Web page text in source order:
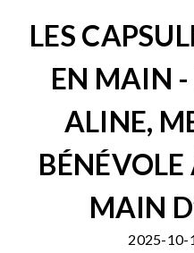
LES
EN MAIN -
ALINE,
BÉNÉVOLE
MAIN
2025-10-